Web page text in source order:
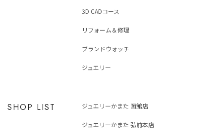
3D CADコース
リフォーム＆修理
ブランドウォッチ
ジュエリー
SHOP LIST ジュエリーかまた 函館店
ジュエリーかまた 弘前本店